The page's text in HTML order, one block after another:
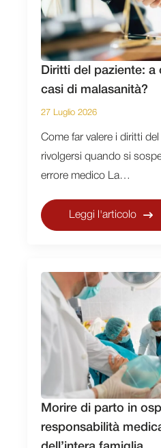
Diritti del paziente: a
casi di malasanità?
27 Luglio 2026
Come far valere i diritti
rivolgersi quando si
errore medico La…
Leggi l'articolo
Morire di parto in
responsabilità